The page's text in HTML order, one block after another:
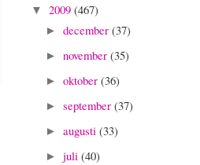
▼ 2009 (467)
► december (37)
► november (35)
► oktober (36)
► september (37)
► augusti (33)
► juli (40)